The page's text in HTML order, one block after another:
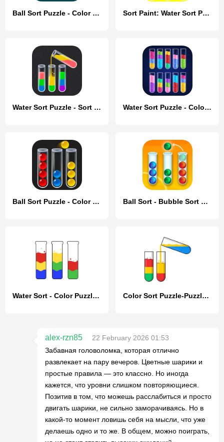
Ball Sort Puzzle - Color Games Sort Paint: Water Sort Puzzle
Water Sort Puzzle - Sort Color Water Sort Puzzle - Color Game
Ball Sort Puzzle - Color Game Ball Sort - Bubble Sort Puzzle
Water Sort - Color Puzzle Game Color Sort Puzzle-Puzzle Game
alex-rzn85
22 February 2026 01:53
Забавная головоломка, которая отлично
развлекает на пару вечеров. Цветные шарики и
простые правила — это классно. Но иногда
кажется, что уровни слишком повторяющиеся.
Позитив в том, что можешь расслабиться и просто
двигать шарики, не сильно заморачиваясь. Но в
какой-то момент ловишь себя на мысли, что уже
делаешь одно и то же. В общем, можно поиграть,